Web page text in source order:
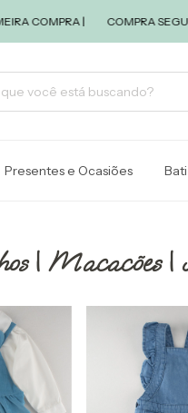
COMPRA | COMPRA SEGURA |
Presentes e Ocasiões
| Macacões |